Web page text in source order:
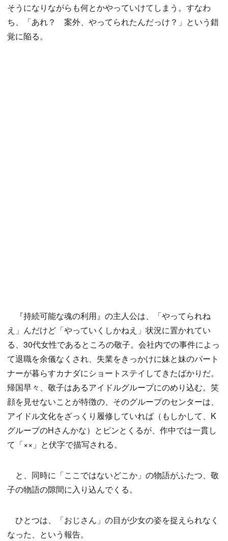
そうになりながらも何とかやっていけてしまう。すなわ
ち、「あれ？ 案外、やってられたんだっけ？」という錯
覚に陥る。
『持続可能な魂の利用』の主人公は、「やってられね
え」んだけど「やっていくしかねえ」状況に置かれてい
る、30代女性であるところの敬子。会社内での事件によっ
て退職を余儀なくされ、失業をきっかけに妹と妹のパート
ナーが暮らすカナダにショートステイしてきたばかりだ。
帰国早々、敬子はあるアイドルグループにのめり込む。笑
顔を見せないことが特徴の、そのグループのセンターは、
アイドル文化をざっくり履修していれば（もしかして、K
グループのHさんかな）とピンとくるが、作中では一貫し
て「××」と伏字で描写される。
と、同時に「ここではないどこか」の物語がふたつ、敬
子の物語の隙間に入り込んでくる。
ひとつは、「おじさん」の目が少女の姿を捉えられなく
なった、という報告。